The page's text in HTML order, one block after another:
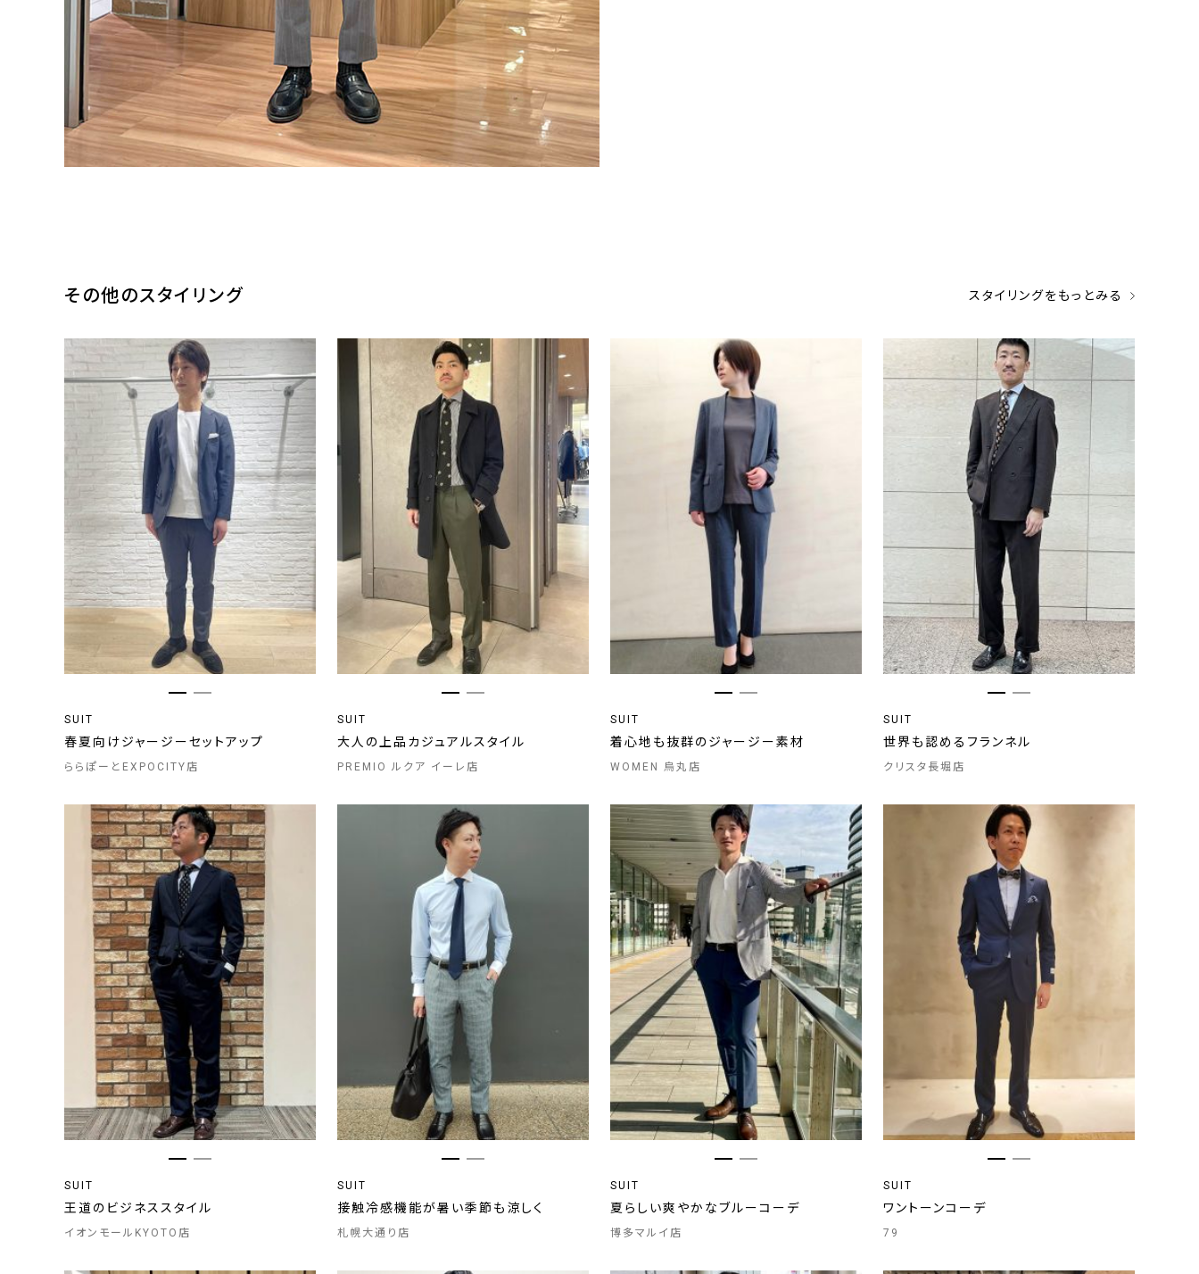
その他のスタイリング スタイリングをもっとみる
SUIT
春夏向けジャージーセットアップ
ららぽーとEXPOCITY店
SUIT
大人の上品カジュアルスタイル
PREMIO ルクア イーレ店
SUIT
着心地も抜群のジャージー素材
WOMEN 烏丸店
SUIT
世界も認めるフランネル
クリスタ長堀店
SUIT
王道のビジネススタイル
イオンモールKYOTO店
SUIT
接触冷感機能が暑い季節も涼しく
札幌大通り店
SUIT
夏らしい爽やかなブルーコーデ
博多マルイ店
SUIT
ワントーンコーデ
79